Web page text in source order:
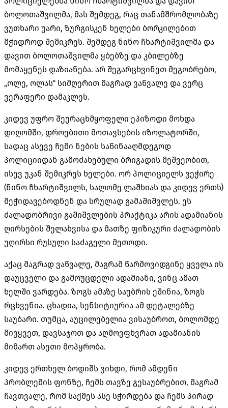
ბოლოთაშვილმა, მას შემდეგ, რაც თანამშრომლობაზე
ვუთხარი უარი, ზურგისკენ ხელები ბორკილებით
მჭიდროდ შემიკრეს. შემდეგ ნინო ჩხარტიშვილმა და
დავით ბოლოთაშვილმა ყბებზე და კბილებზე
მომაყენეს დაზიანება. არ შეგარცხვინეთ მეგობრებო,
„ოლე, ოლას“ სიმღერით მაგრად ვაწვალე და ვერც
ვერაფერი დამაკლეს.
კიდევ უფრო შეურაცხმყოფელი ეპიზოდი მოხდა
დიღომში, დროებითი მოთავსების იზოლატორში,
სადაც ასევე ჩემი ნების საწინააღმდეგოდ
პოლიციიდან გამოძახებული ბრიგადის მეშვეობით,
ისევ უკან შემიკრეს ხელები. ორ პოლიციელს ვეჭირე
(ნინო ჩხარტიშვილს, სალომე ლაშხიას და კიდევ ერთს)
მეჭიდავებოდნენ და სრულად გამაშიშვლეს. ეს
ძალადობრივი გაშიშვლების პრაქტიკა არის ადამიანის
ღირსების შელახვისა და მათზე ფიზიკური ძალადობის
უღირსი რუსული საძაგელი მეთოდი.
აქაც მაგრად ვაწვალე, მაგრამ წარმოვიდგინე ყველა ის
დაუცველი და გამოუცდელი ადამიანი, ვინც ამათ
ხელში ვარდება. ზოგს ამაზე საუბრის ეშინია, ზოგს
რცხვენია. ცხადია, სენსიტიურია ამ დეტალებზე
საუბარი. თუმცა, აუცილებელია ვისაუბროთ, ბოლომდე
მივყვეთ, დავსაჯოთ და აღმოვფხვრათ ადამიანის
მიმართ ასეთი მოპყრობა.
კიდევ ერთხელ ბოდიშს ვიხდი, რომ ამდენი
პრობლემის ფონზე, ჩემს თავზე გესაუბრებით, მაგრამ
ჩავთვალე, რომ საქმეს ასე სჭირდება და ჩემს პირად